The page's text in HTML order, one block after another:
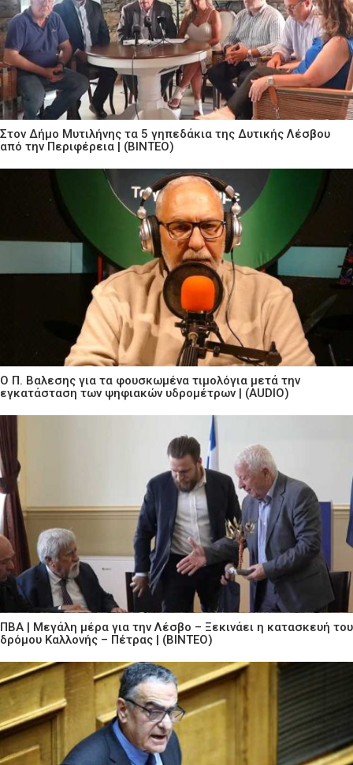
Στον Δήμο Μυτιλήνης τα 5 γηπεδάκια της Δυτικής Λέσβου
από την Περιφέρεια | (ΒΙΝΤΕΟ)
Ο Π. Βαλεσης για τα φουσκωμένα τιμολόγια μετά την
εγκατάσταση των ψηφιακών υδρομέτρων | (AUDIO)
ΠΒΑ | Μεγάλη μέρα για την Λέσβο – Ξεκινάει η κατασκευή του
δρόμου Καλλονής – Πέτρας | (ΒΙΝΤΕΟ)